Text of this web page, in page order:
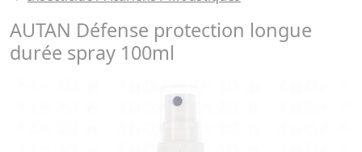
AUTAN Défense protection longue
durée spray 100ml